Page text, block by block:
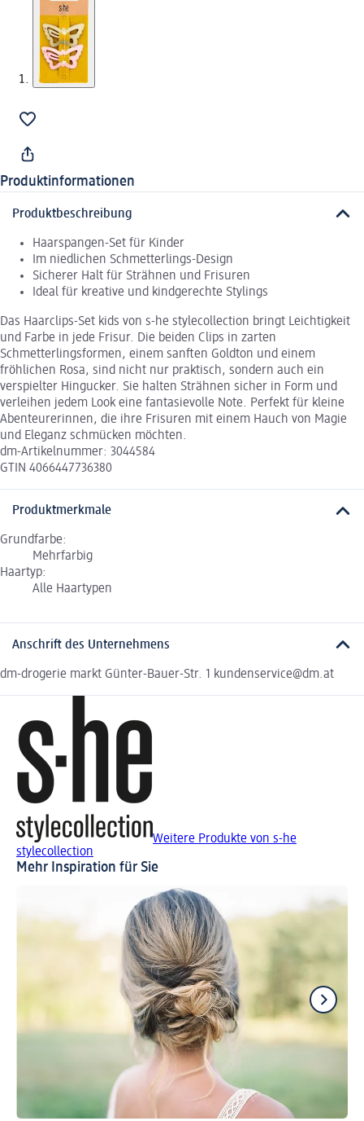
Produktinformationen
Produktbeschreibung
Haarspangen-Set für Kinder
Im niedlichen Schmetterlings-Design
Sicherer Halt für Strähnen und Frisuren
Ideal für kreative und kindgerechte Stylings
Das Haarclips-Set kids von s-he stylecollection bringt Leichtigkeit
und Farbe in jede Frisur. Die beiden Clips in zarten
Schmetterlingsformen, einem sanften Goldton und einem
fröhlichen Rosa, sind nicht nur praktisch, sondern auch ein
verspielter Hingucker. Sie halten Strähnen sicher in Form und
verleihen jedem Look eine fantasievolle Note. Perfekt für kleine
Abenteurerinnen, die ihre Frisuren mit einem Hauch von Magie
und Eleganz schmücken möchten.
dm-Artikelnummer: 3044584
GTIN 4066447736380
Produktmerkmale
Grundfarbe:
Mehrfarbig
Haartyp:
Alle Haartypen
Anschrift des Unternehmens
dm-drogerie markt Günter-Bauer-Str. 1 kundenservice@dm.at
Weitere Produkte von s-he
stylecollection
Mehr Inspiration für Sie